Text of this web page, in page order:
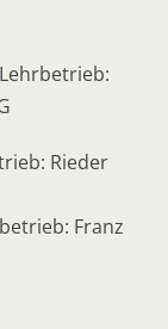
Lehrbetrieb:
Rieder
Franz